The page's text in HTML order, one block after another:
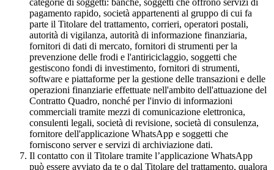
categorie di soggetti: banche, soggetti che offrono servizi di
pagamento rapido, società appartenenti al gruppo di cui fa
parte il Titolare del trattamento, corrieri, operatori postali,
autorità di vigilanza, autorità di informazione finanziaria,
fornitori di dati di mercato, fornitori di strumenti per la
prevenzione delle frodi e l'antiriciclaggio, soggetti che
gestiscono fondi di investimento, fornitori di strumenti,
software e piattaforme per la gestione delle transazioni e delle
operazioni finanziarie effettuate nell'ambito dell'attuazione del
Contratto Quadro, nonché per l'invio di informazioni
commerciali tramite mezzi di comunicazione elettronica,
consulenti legali, società di revisione, società di consulenza,
fornitore dell'applicazione WhatsApp e soggetti che
forniscono server e servizi di archiviazione dati.
Il contatto con il Titolare tramite l’applicazione WhatsApp
può essere avviato da te o dal Titolare del trattamento, qualora